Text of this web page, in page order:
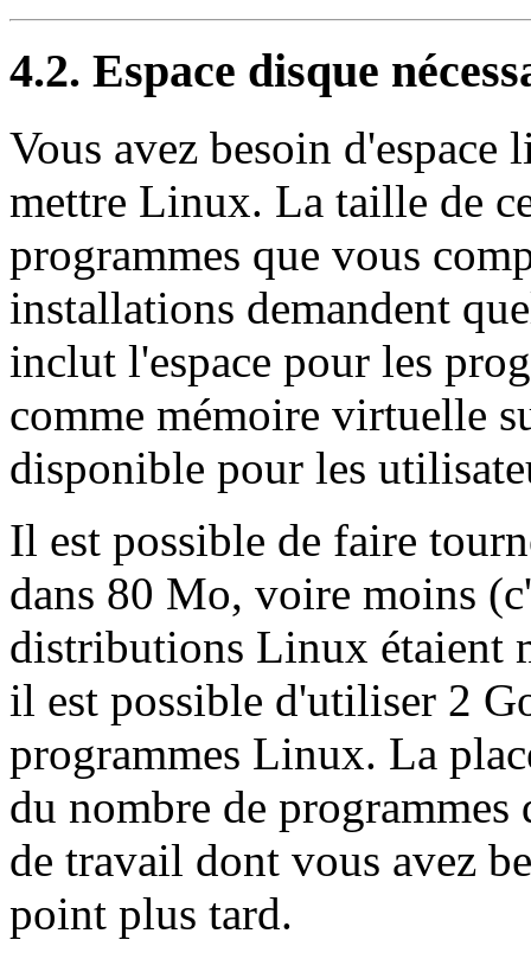
4.2. Espace disque
Vous avez besoin
mettre Linux. La taille de
programmes que vous
installations demandent
inclut l'espace pour les
comme mémoire virtuelle
disponible pour les
Il est possible de faire
dans 80 Mo, voire moins
distributions Linux étaient
il est possible d'utiliser 2
programmes Linux. La
du nombre de programmes
de travail dont vous avez
point plus tard.